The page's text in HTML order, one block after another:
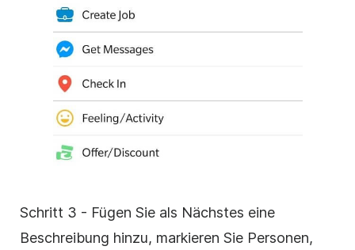
Schritt 3 - Fügen Sie als Nächstes eine
Beschreibung hinzu, markieren Sie Personen,